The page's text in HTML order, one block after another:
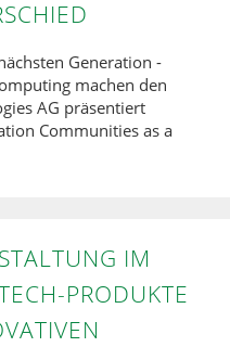
Generation -
machen den
AG präsentiert
Communities as a
IM
PRODUKTE